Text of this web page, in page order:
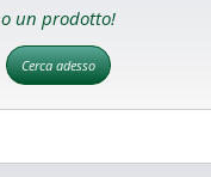
o un prodotto!
Cerca adesso